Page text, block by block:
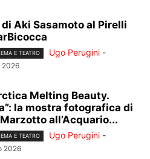
di Aki Sasamoto al Pirelli
E TEATRO Ugo Perugini -
2026
Melting Beauty.
la mostra fotografica di
all’Acquario...
E TEATRO Ugo Perugini -
2026